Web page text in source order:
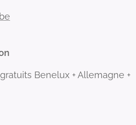
Benelux + Allemagne +